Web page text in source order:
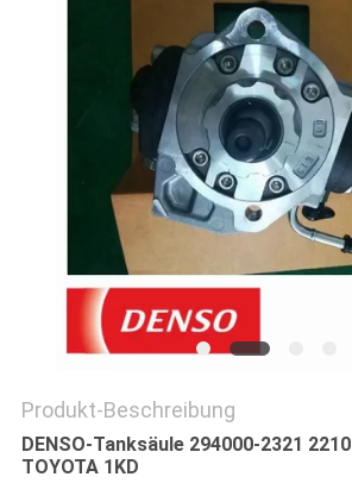
SITEMAP
PRIVACY
POLICY
Produkt-Beschreibung
DENSO-Tanksäule 294000-2321
TOYOTA 1KD